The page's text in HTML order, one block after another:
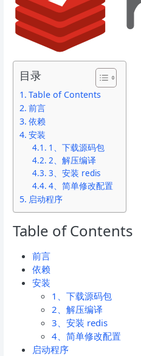
目录
Table of Contents
前言
依赖
安装
1、下载源码包
2、解压编译
3、安装 redis
4、简单修改配置
启动程序
Table of Contents
前言
依赖
安装
1、下载源码包
2、解压编译
3、安装 redis
4、简单修改配置
启动程序